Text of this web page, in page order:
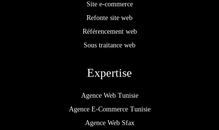
Site e-commerce
Refonte site web
Référencement web
Sous traitance web
Expertise
Agence Web Tunisie
Agence E-Commerce Tunisie
Agence Web Sfax